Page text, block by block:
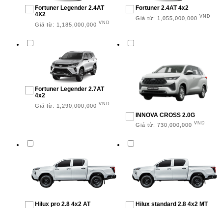
Fortuner Legender 2.4AT
4X2
Giá từ: 1,185,000,000 VND
Fortuner 2.4AT 4x2
Giá từ: 1,055,000,000 VND
Fortuner Legender 2.7AT
4x2
Giá từ: 1,290,000,000 VND
INNOVA CROSS 2.0G
Giá từ:730,000,000 VND
Hilux pro 2.8 4x2 AT Hilux standard 2.8 4x2 MT